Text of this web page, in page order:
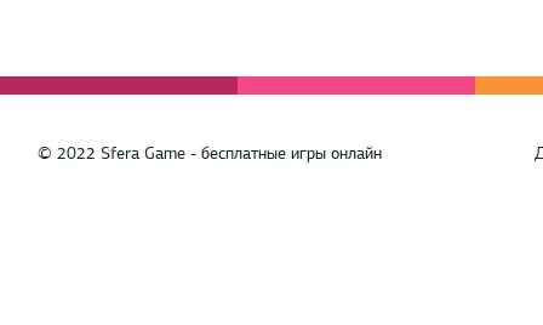
© 2022 Sfera Game - бесплатные игры онлайн